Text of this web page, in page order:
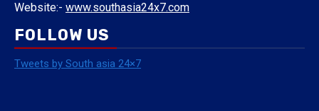
Website:- www.southasia24x7.com
FOLLOW US
Tweets by South asia 24×7